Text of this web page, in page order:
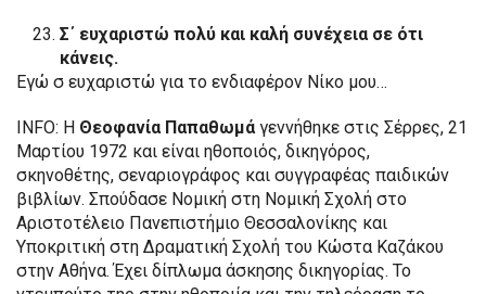
Σ΄ ευχαριστώ πολύ και καλή συνέχεια σε ότι
κάνεις.
Εγώ σ ευχαριστώ για το ενδιαφέρον Νίκο μου…
INFO: Η Θεοφανία Παπαθωμάγεννήθηκε στις Σέρρες, 21
Μαρτίου 1972 και είναι ηθοποιός, δικηγόρος,
σκηνοθέτης, σεναριογράφος και συγγραφέας παιδικών
βιβλίων. Σπούδασε Νομική στη Νομική Σχολή στο
Αριστοτέλειο Πανεπιστήμιο Θεσσαλονίκης και
Υποκριτική στη Δραματική Σχολή του Κώστα Καζάκου
στην Αθήνα. Έχει δίπλωμα άσκησης δικηγορίας. Το